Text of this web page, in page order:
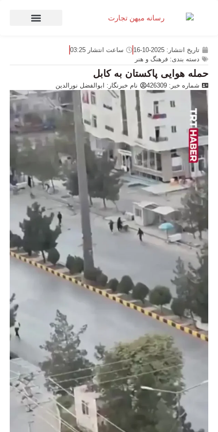
تاریخ انتشار: 2025-10-16 ساعت انتشار 03:25
دسته بندی: فرهنگ و هنر
حمله هوایی پاکستان به کابل
شماره خبر: 426309 نام خبرنگار: ابوالفضل نورالدین